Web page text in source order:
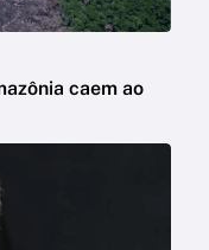
caem ao